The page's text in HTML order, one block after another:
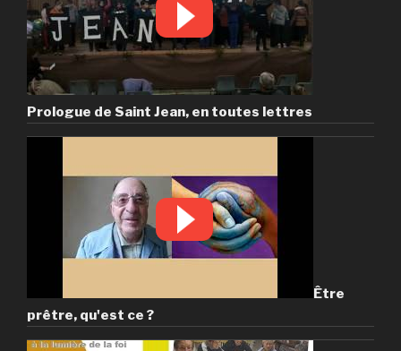
Prologue de Saint Jean, en toutes lettres
Être
prêtre, qu'est ce ?